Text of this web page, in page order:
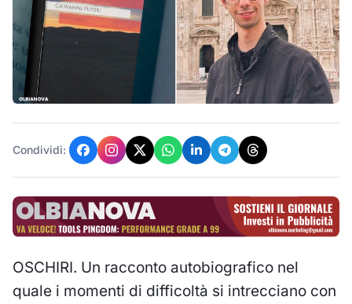
Condividi:
OSCHIRI. Un racconto autobiografico nel
quale i momenti di difficoltà si intrecciano con